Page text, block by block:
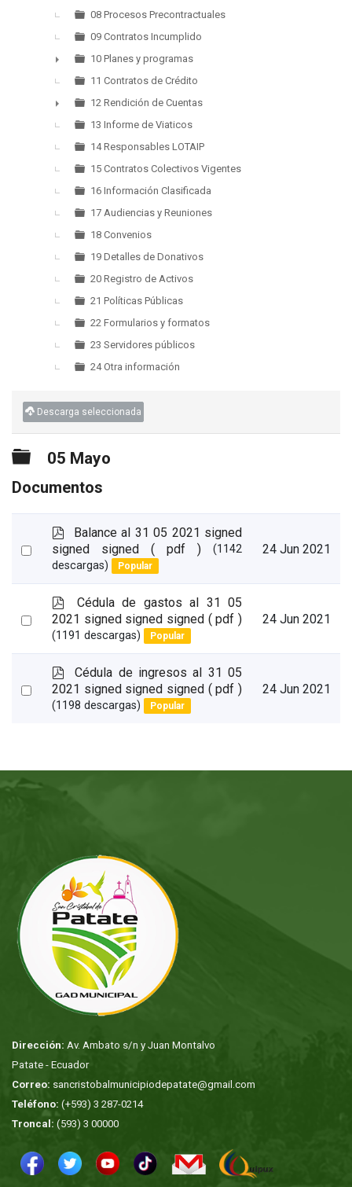
08 Procesos Precontractuales
09 Contratos Incumplido
►
10 Planes y programas
11 Contratos de Crédito
►
12 Rendición de Cuentas
13 Informe de Viaticos
14 Responsables LOTAIP
15 Contratos Colectivos Vigentes
16 Información Clasificada
17 Audiencias y Reuniones
18 Convenios
19 Detalles de Donativos
20 Registro de Activos
21 Políticas Públicas
22 Formularios y formatos
23 Servidores públicos
24 Otra información
Descarga seleccionada
Carpeta
05 Mayo
Documentos
Select
p
d
f
Balance al 31 05 2021 signed
signed signed
( pdf )
(1142
descargas)
Popular
24 Jun 2021
Select
p
d
f
Cédula de gastos al 31 05
2021 signed signed signed ( pdf )
(1191 descargas) Popular
24 Jun 2021
Select
p
d
f
Cédula de ingresos al 31 05
2021 signed signed signed ( pdf )
(1198 descargas) Popular
24 Jun 2021
Dirección: Av. Ambato s/n y Juan Montalvo
Patate - Ecuador
Correo: sancristobalmunicipiodepatate@gmail.com
Teléfono: (+593) 3 287-0214
Troncal: (593) 3 00000